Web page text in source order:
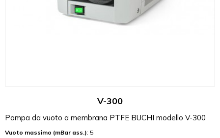
V-300
Pompa da vuoto a membrana PTFE BUCHI modello V-300
Vuoto massimo (mBar ass.): 5